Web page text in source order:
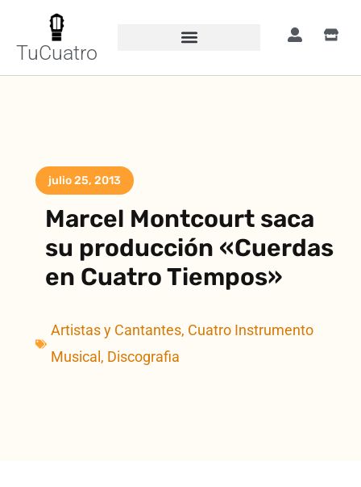
TuCuatro
julio 25, 2013
Marcel Montcourt saca
su producción «Cuerdas
en Cuatro Tiempos»
Artistas y Cantantes, Cuatro Instrumento
Musical , Discografia